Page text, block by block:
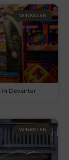
WINKELEN
in Deventer
WINKELEN